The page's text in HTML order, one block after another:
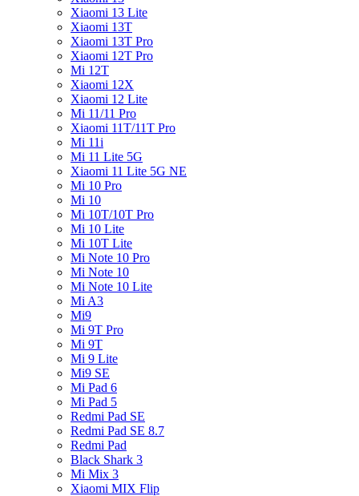
Xiaomi 13 Lite
Xiaomi 13T
Xiaomi 13T Pro
Xiaomi 12T Pro
Mi 12T
Xiaomi 12X
Xiaomi 12 Lite
Mi 11/11 Pro
Xiaomi 11T/11T Pro
Mi 11i
Mi 11 Lite 5G
Xiaomi 11 Lite 5G NE
Mi 10 Pro
Mi 10
Mi 10T/10T Pro
Mi 10 Lite
Mi 10T Lite
Mi Note 10 Pro
Mi Note 10
Mi Note 10 Lite
Mi A3
Mi9
Mi 9T Pro
Mi 9T
Mi 9 Lite
Mi9 SE
Mi Pad 6
Mi Pad 5
Redmi Pad SE
Redmi Pad SE 8.7
Redmi Pad
Black Shark 3
Mi Mix 3
Xiaomi MIX Flip